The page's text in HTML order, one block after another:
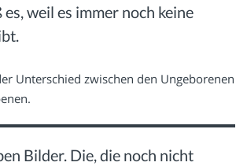
es, weil es immer noch keine
Unterschied zwischen den Ungeborenen
Bilder. Die, die noch nicht